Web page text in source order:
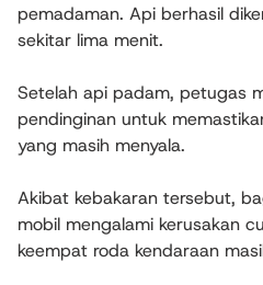
pemadaman. Api berhasil
sekitar lima menit.
Setelah api padam, petugas
pendinginan untuk
yang masih menyala.
Akibat kebakaran tersebut,
mobil mengalami kerusakan
keempat roda kendaraan